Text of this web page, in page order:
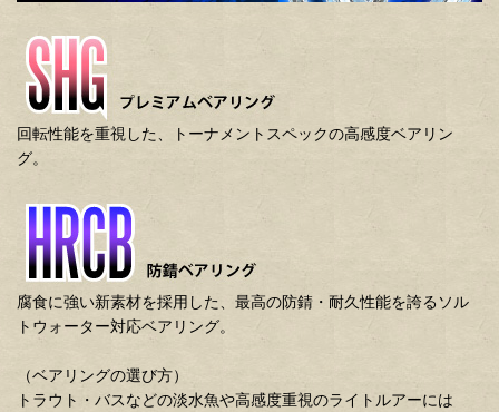
回転性能を重視した、トーナメントスペックの高感度ベアリン
グ。
腐食に強い新素材を採用した、最高の防錆・耐久性能を誇るソル
トウォーター対応ベアリング。
（ベアリングの選び方）
トラウト・バスなどの淡水魚や高感度重視のライトルアーには